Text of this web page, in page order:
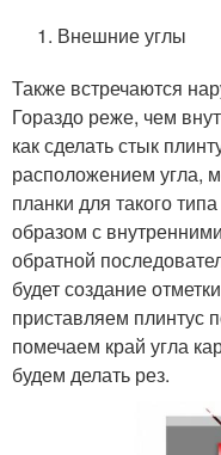
Внешние углы
Также встречаются
Гораздо реже, чем
как сделать стык
расположением угла,
планки для такого
образом с
обратной
будет создание
приставляем плинтус
помечаем край угла
будем делать рез.